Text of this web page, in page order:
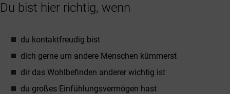
Du bist hier richtig, wenn
du kontaktfreudig bist
dich gerne um andere Menschen kümmerst
dir das Wohlbefinden anderer wichtig ist
du großes Einfühlungsvermögen hast